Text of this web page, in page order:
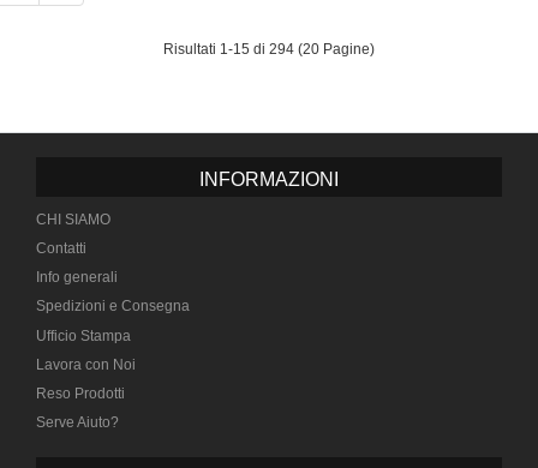
Risultati 1-15 di 294 (20 Pagine)
INFORMAZIONI
CHI SIAMO
Contatti
Info generali
Spedizioni e Consegna
Ufficio Stampa
Lavora con Noi
Reso Prodotti
Serve Aiuto?